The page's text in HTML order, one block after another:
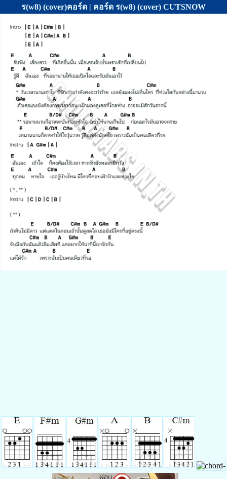
ร(w8) (cover)คอร์ด | คอร์ด ร(w8) (cover) CUTSNOW